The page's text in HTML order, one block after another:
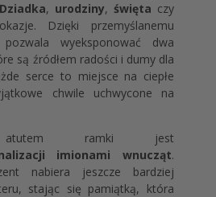
, urodziny,święta czy
Dzięki przemyślanemu
wyeksponować dwa
są źródłem radości i dumy dla
serce to miejsce na ciepłe
chwile uchwycone na
atutem ramki jest
imionami wnucząt.
nabiera jeszcze bardziej
stając się pamiątką, która